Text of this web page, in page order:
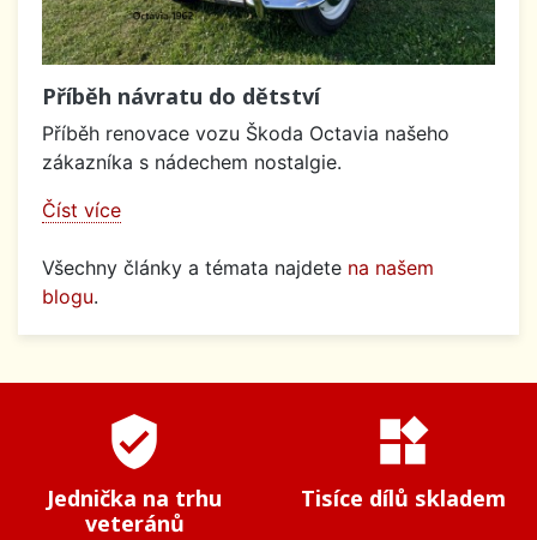
Příběh návratu do dětství
Příběh renovace vozu Škoda Octavia našeho
zákazníka s nádechem nostalgie.
Číst více
Všechny články a témata najdete na našem
blogu.
verified_user
Jednička na trhu
veteránů
widgets
Tisíce dílů skladem